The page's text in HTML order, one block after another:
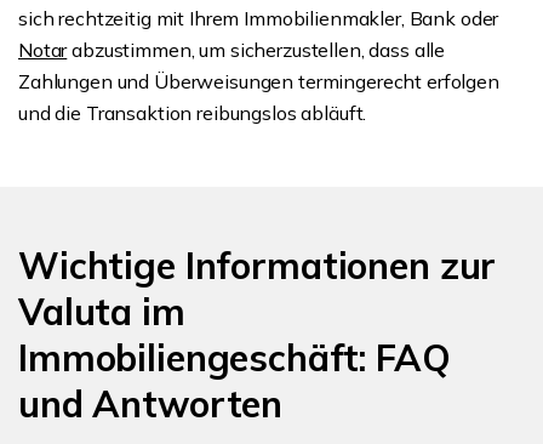
sich rechtzeitig mit Ihrem Immobilienmakler, Bank oder
Notarabzustimmen, um sicherzustellen, dass alle
Zahlungen und Überweisungen termingerecht erfolgen
und die Transaktion reibungslos abläuft.
Wichtige Informationen zur
Valuta im
Immobiliengeschäft: FAQ
und Antworten